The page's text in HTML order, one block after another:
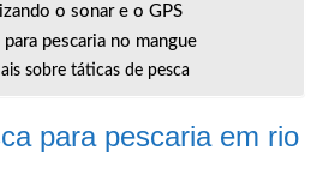
o sonar e o GPS
pescaria no mangue
sobre táticas de pesca
para pescaria em rio